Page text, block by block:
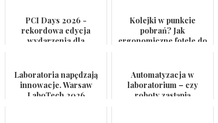
PCI Days 2026 -
rekordowa edycja
wydarzenia dla
kosmetycznego i
suplemen...
Kolejki w punkcie
pobrań? Jak
ergonomiczne fotele do
pacjentów
Laboratoria napędzają
innowacje. Warsaw
LaboTech 2026
Automatyzacja w
laboratorium – czy
roboty zastąpią